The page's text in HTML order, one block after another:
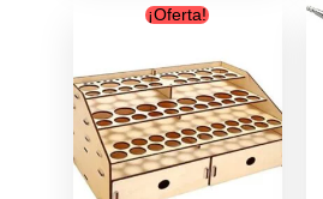
¡Oferta!Original
was:
$37.900.
Current
$29.900.